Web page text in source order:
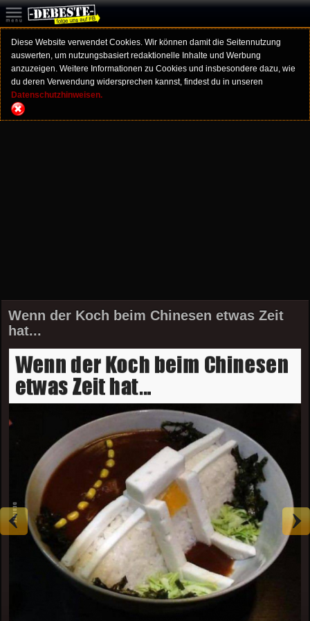
Diese Website verwendet Cookies. Wir können damit die Seitennutzung
auswerten, um nutzungsbasiert redaktionelle Inhalte und Werbung
anzuzeigen. Weitere Informationen zu Cookies und insbesondere dazu, wie
du deren Verwendung widersprechen kannst, findest du in unseren
Datenschutzhinweisen.
Wenn der Koch beim Chinesen etwas Zeit
hat...